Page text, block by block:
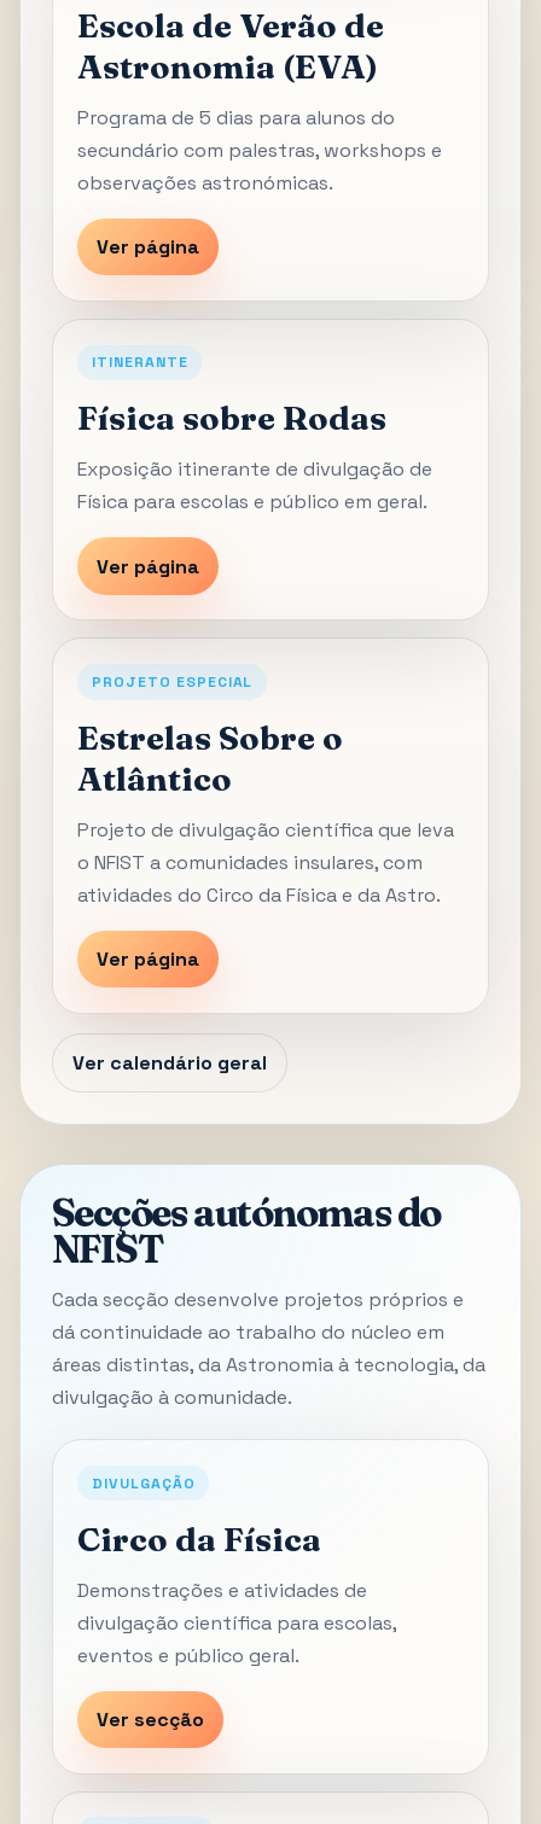
Escola de Verão de
Astronomia (EVA)
Programa de 5 dias para alunos do
secundário com palestras, workshops e
observações astronómicas.
Ver página
ITINERANTE
Física sobre Rodas
Exposição itinerante de divulgação de
Física para escolas e público em geral.
Ver página
PROJETO ESPECIAL
Estrelas Sobre o
Atlântico
Projeto de divulgação científica que leva
o NFIST a comunidades insulares, com
atividades do Circo da Física e da Astro.
Ver página
Ver calendário geral
Secções autónomas do
NFIST
Cada secção desenvolve projetos próprios e
dá continuidade ao trabalho do núcleo em
áreas distintas, da Astronomia à tecnologia, da
divulgação à comunidade.
DIVULGAÇÃO
Circo da Física
Demonstrações e atividades de
divulgação científica para escolas,
eventos e público geral.
Ver secção